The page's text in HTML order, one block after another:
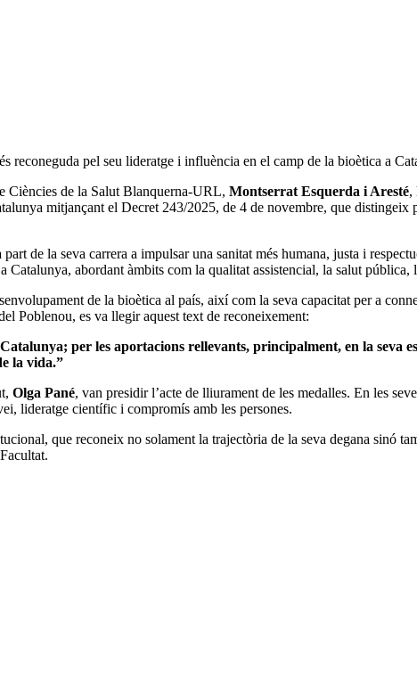
reconeguda pel seu lideratge i influència en el camp de la bioètica a
Ciències de la Salut Blanquerna-URL, Montserrat Esquerda i Aresté,
mitjançant el Decret 243/2025, de 4 de novembre, que distingeix
de la seva carrera a impulsar una sanitat més humana, justa i
Catalunya, abordant àmbits com la qualitat assistencial, la salut
de la bioètica al país, així com la seva capacitat per a
Poblenou, es va llegir aquest text de reconeixement:
per les aportacions rellevants, principalment, en la seva
la vida.”
Olga Pané, van presidir l’acte de lliurament de les medalles. En les
lideratge científic i compromís amb les persones.
que reconeix no solament la trajectòria de la seva degana sinó